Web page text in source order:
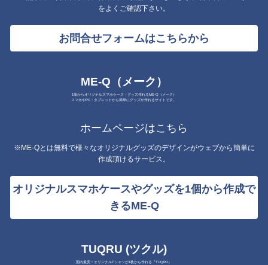
をよくご確認下さい。
お問合せフォームはこちらから
ME-Q（メーク）
1個からオリジナルスマホケース・グッズ作れるME-Q（メーク）
スマホやPC・タブレットから簡単にグッズが作れるサイトです。
ホームページはこちら
※ME-Qとは無料で様々なオリジナルグッズのデザインがウェブから簡単に
作成頂けるサービス。
オリジナルスマホケースやグッズを1個から作成で
きるME-Q
TUQRU (ツクル)
国内最安！オリジナルTシャツが1枚から作れる『TUQRU』